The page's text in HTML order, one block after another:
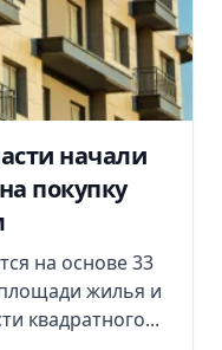
начали
покупку
на основе 33
жилья и
квадратного...